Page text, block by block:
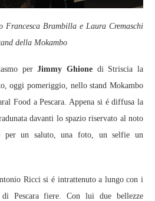
Francesca Brambilla e Laura Cremaschi
della Mokambo
perJimmy Ghione di Striscia la
oggi pomeriggio, nello stand Mokambo
Food a Pescara. Appena si é diffusa la
davanti lo spazio riservato al noto
per un saluto, una foto, un selfie un
Ricci si é intrattenuto a lungo con i
Pescara fiere. Con lui due bellezze